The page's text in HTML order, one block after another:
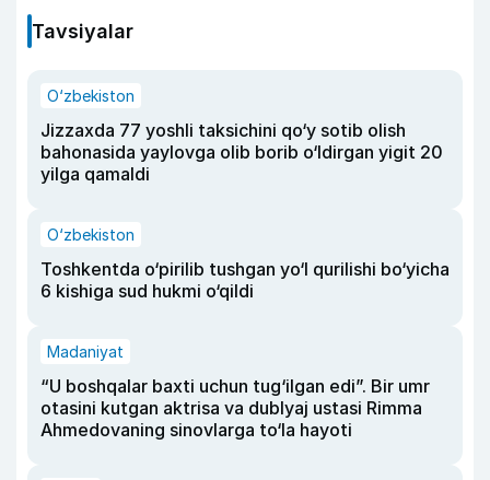
Tavsiyalar
O‘zbekiston
Jizzaxda 77 yoshli taksichini qo‘y sotib olish
bahonasida yaylovga olib borib o‘ldirgan yigit 20
yilga qamaldi
O‘zbekiston
Toshkentda o‘pirilib tushgan yo‘l qurilishi bo‘yicha
6 kishiga sud hukmi o‘qildi
Madaniyat
“U boshqalar baxti uchun tug‘ilgan edi”. Bir umr
otasini kutgan aktrisa va dublyaj ustasi Rimma
Ahmedovaning sinovlarga to‘la hayoti